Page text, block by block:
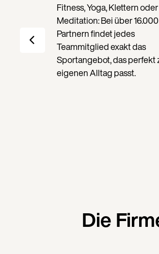
Fitness, Yoga, Klettern oder
Meditation: Bei über 16.000
Partnern findet jedes
Teammitglied exakt das
Sportangebot, das perfekt
eigenen Alltag passt.
Die